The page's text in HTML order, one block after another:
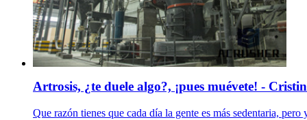
Artrosis, ¿te duele algo?, ¡pues muévete! -
Que razón tienes que cada día la gente es más sedentaria,